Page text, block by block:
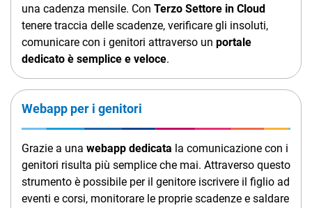
una cadenza mensile. Con Terzo Settore in Cloud
tenere traccia delle scadenze, verificare gli insoluti,
comunicare con i genitori attraverso un portale
dedicato è semplice e veloce.
Webapp per i genitori
Grazie a una webapp dedicata la comunicazione con i
genitori risulta più semplice che mai. Attraverso questo
strumento è possibile per il genitore iscrivere il figlio ad
eventi e corsi, monitorare le proprie scadenze e saldare